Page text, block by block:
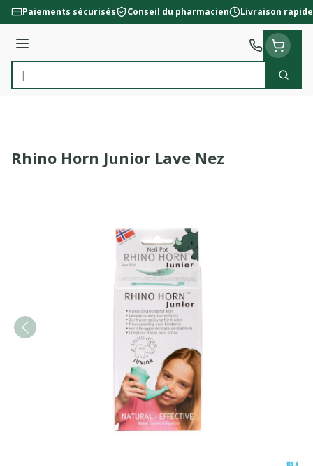
Aller au contenu
Paiements sécurisés Conseil du pharmacien Livraison rapide
Menu
Rechercher
Rhino Horn Junior Lave Nez